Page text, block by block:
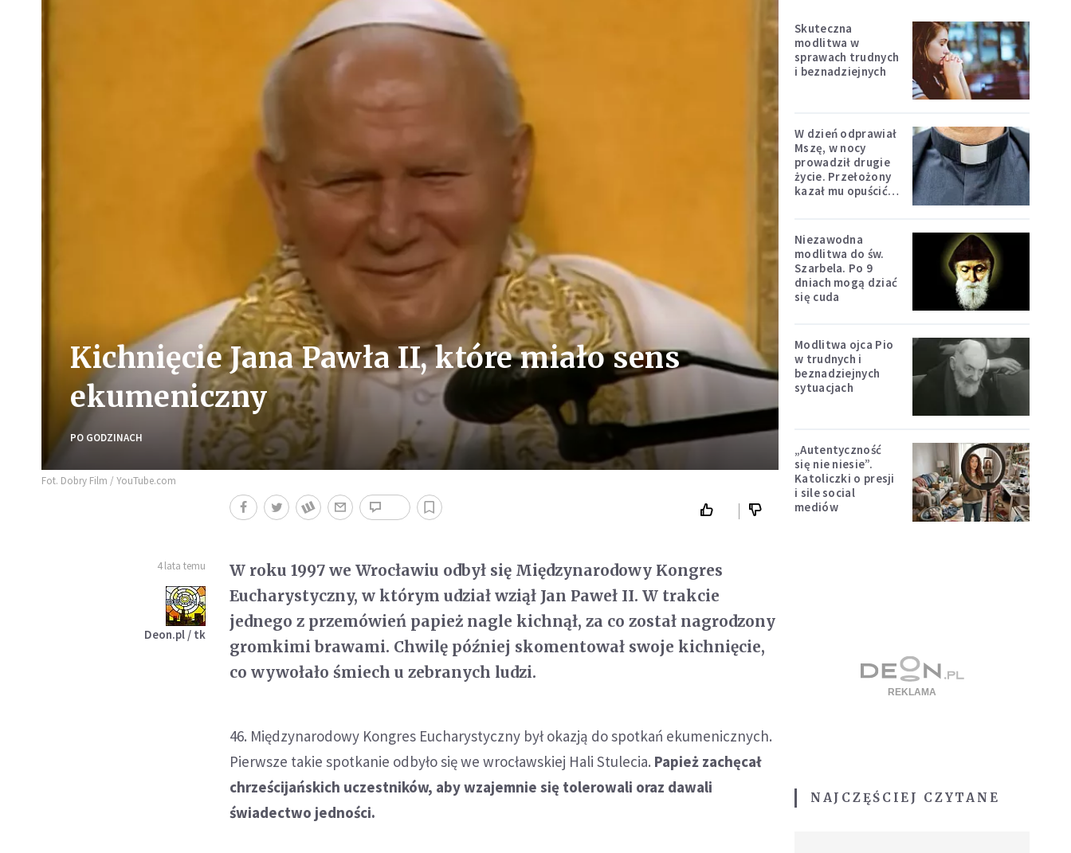
Kichnięcie Jana Pawła II, które miało sens
ekumeniczny
PO GODZINACH
Fot. Dobry Film / YouTube.com
4 lata temu
Deon.pl / tk
W roku 1997 we Wrocławiu odbył się Międzynarodowy Kongres
Eucharystyczny, w którym udział wziął Jan Paweł II. W trakcie
jednego z przemówień papież nagle kichnął, za co został nagrodzony
gromkimi brawami. Chwilę później skomentował swoje kichnięcie,
co wywołało śmiech u zebranych ludzi.
46. Międzynarodowy Kongres Eucharystyczny był okazją do spotkań ekumenicznych.
Pierwsze takie spotkanie odbyło się we wrocławskiej Hali Stulecia. Papież zachęcał
chrześcijańskich uczestników, aby wzajemnie się tolerowali oraz dawali
świadectwo jedności.
Skuteczna
modlitwa w
sprawach trudnych
i beznadziejnych
W dzień odprawiał
Mszę, w nocy
prowadził drugie
życie. Przełożony
kazał mu opuścić
Niezawodna
modlitwa do św.
Szarbela. Po 9
dniach mogą dziać
się cuda
Modlitwa ojca Pio
w trudnych i
beznadziejnych
sytuacjach
„Autentyczność
się nie niesie”.
Katoliczki o presji
i sile social
mediów
NAJCZĘŚCIEJ CZYTANE